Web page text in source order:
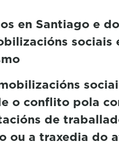
en Santiago e
sociais
o conflito pola
de
ou a traxedia do